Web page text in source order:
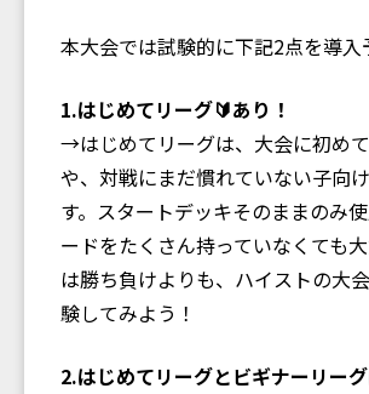
本大会では試験的に下記2点を導入
1.はじめてリーグ🔰あり！
→はじめてリーグは、大会に初め
や、対戦にまだ慣れていない子向
す。スタートデッキそのままのみ
ードをたくさん持っていなくても
は勝ち負けよりも、ハイストの大
験してみよう！
2.はじめてリーグとビギナーリー